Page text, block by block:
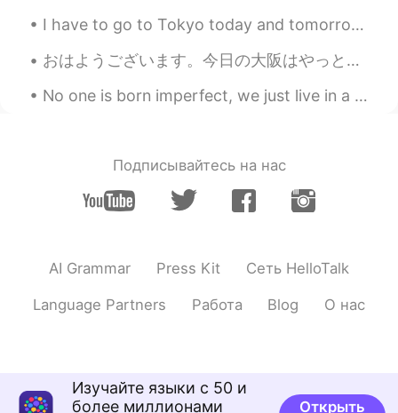
I have to go to Tokyo today and tomorrow for work 🙃 I would rather eat ice cream like this photo ...
おはようございます。今日の大阪はやっと晴れになりました。今朝早起きして、家で30分ヨガをしてから、洗濯をしました。それから、スーパーに買い物行ってから部屋を掃除🧹しました。今は一休みです。そう言...
No one is born imperfect, we just live in a judge-mental society ❌ (I had a little photo shoot w...
Подписывайтесь на нас
AI Grammar Press Kit Сеть HelloTalk
Language Partners Работа Blog О нас
Изучайте языки с 50 и
более миллионами
Открыть